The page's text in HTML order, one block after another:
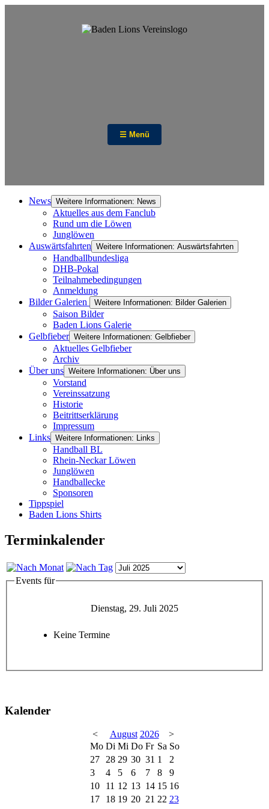
☰ Menü
News Weitere Informationen: News
Aktuelles aus dem Fanclub
Rund um die Löwen
Junglöwen
Auswärtsfahrten Weitere Informationen: Auswärtsfahrten
Handballbundesliga
DHB-Pokal
Teilnahmebedingungen
Anmeldung
Bilder Galerien
Weitere Informationen: Bilder Galerien
Saison Bilder
Baden Lions Galerie
Gelbfieber Weitere Informationen: Gelbfieber
Aktuelles Gelbfieber
Archiv
Über uns Weitere Informationen: Über uns
Vorstand
Vereinssatzung
Historie
Beitrittserklärung
Impressum
Links Weitere Informationen: Links
Handball BL
Rhein-Neckar Löwen
Junglöwen
Handballecke
Sponsoren
Tippspiel
Baden Lions Shirts
Terminkalender
Events für
Dienstag, 29. Juli 2025
Keine Termine
Kalender
< August 2026
>
Mo Di Mi Do Fr Sa So
27
28 29 30 31 1
2
3
4 5 6 7 8
9
10
11 12 13 14 15 16
17
18 19 20 21 22 23